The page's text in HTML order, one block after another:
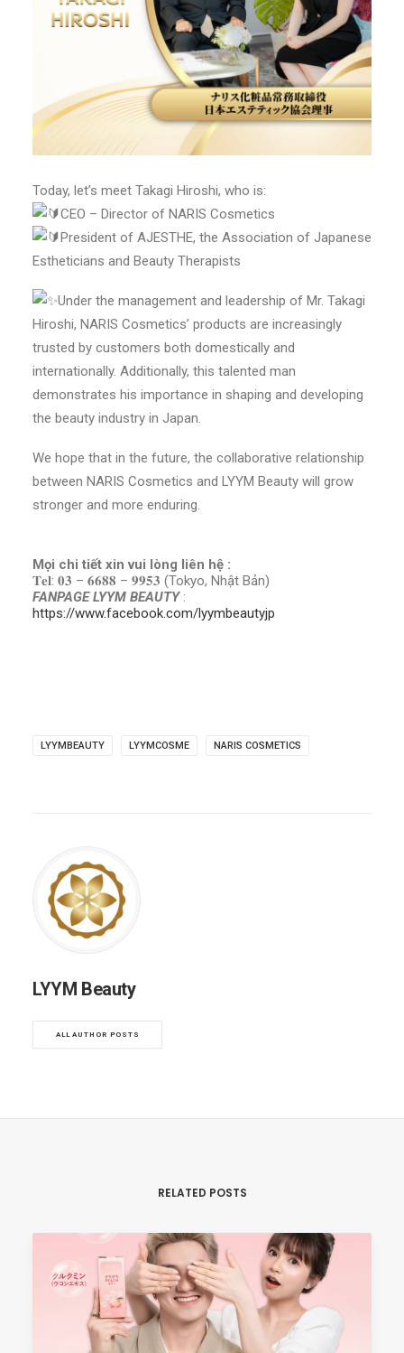
Today, let’s meet Takagi Hiroshi, who is:
CEO – Director of NARIS Cosmetics
President of AJESTHE, the Association of Japanese
Estheticians and Beauty Therapists
Under the management and leadership of Mr. Takagi
Hiroshi, NARIS Cosmetics’ products are increasingly
trusted by customers both domestically and
internationally. Additionally, this talented man
demonstrates his importance in shaping and developing
the beauty industry in Japan.
We hope that in the future, the collaborative relationship
between NARIS Cosmetics and LYYM Beauty will grow
stronger and more enduring.
Mọi chi tiết xin vui lòng liên hệ :
𝐓𝐞𝐥: 𝟎𝟑 – 𝟔𝟔𝟖𝟖 – 𝟗𝟗𝟓𝟑 (Tokyo, Nhật Bản)
FANPAGE LYYM BEAUTY :
https://www.facebook.com/lyymbeautyjp
LYYMBEAUTY LYYMCOSME NARIS COSMETICS
LYYM Beauty
ALL AUTHOR POSTS
RELATED POSTS